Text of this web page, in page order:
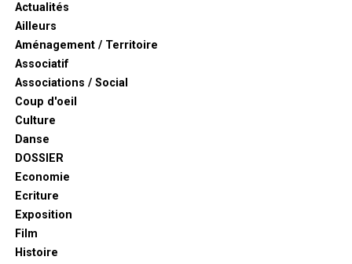
Actualités
Ailleurs
Aménagement / Territoire
Associatif
Associations / Social
Coup d'oeil
Culture
Danse
DOSSIER
Economie
Ecriture
Exposition
Film
Histoire